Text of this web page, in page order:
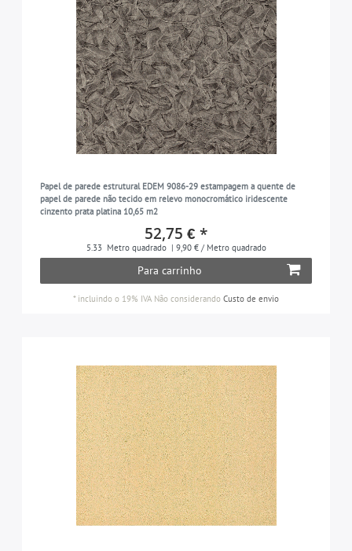
Papel de parede estrutural EDEM 9086-29 estampagem a quente de
papel de parede não tecido em relevo monocromático iridescente
cinzento prata platina 10,65 m2
52,75 € *
5.33 Metro quadrado | 9,90 € / Metro quadrado
Para carrinho
* incluindo o 19% IVA Não considerando Custo de envio